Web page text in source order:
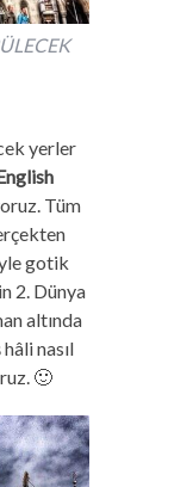
yerler
Tüm
gotik
2. Dünya
altında
nasıl
🙂